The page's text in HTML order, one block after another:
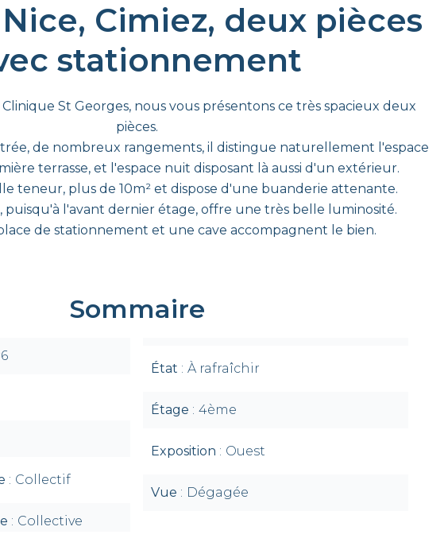
Cimiez, deux pièces
stationnement
St Georges, nous vous présentons ce très spacieux deux
pièces.
de nombreux rangements, il distingue naturellement l'espace
terrasse, et l'espace nuit disposant là aussi d'un extérieur.
teneur, plus de 10m² et dispose d'une buanderie attenante.
puisqu'à l'avant dernier étage, offre une très belle luminosité.
de stationnement et une cave accompagnent le bien.
Sommaire
Collectif
Collective
État À rafraîchir
Étage 4ème
Exposition Ouest
Vue Dégagée